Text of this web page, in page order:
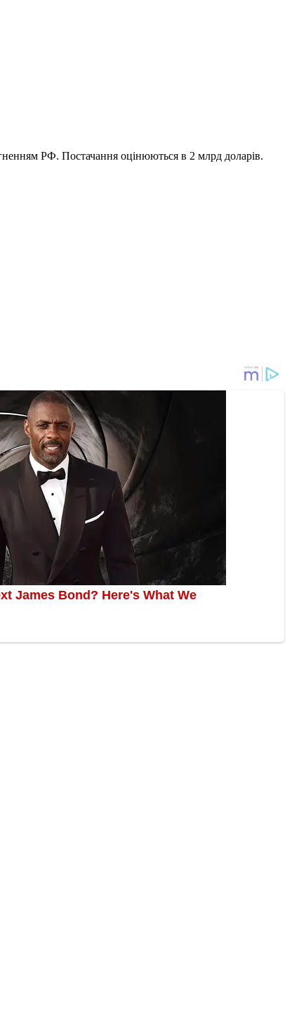
РФ. Постачання оцінюються в 2 млрд доларів.